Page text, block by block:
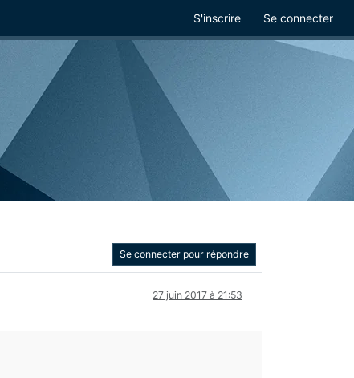
S'inscrire Se connecter
Se connecter pour répondre
27 juin 2017 à 21:53